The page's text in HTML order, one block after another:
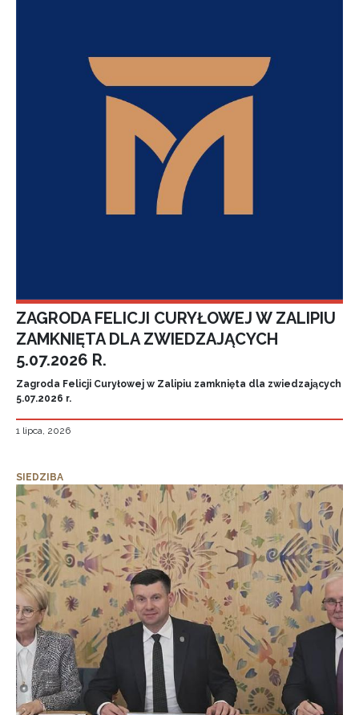
ZAGRODA FELICJI CURYŁOWEJ W ZALIPIU
ZAMKNIĘTA DLA ZWIEDZAJĄCYCH
5.07.2026 R.
Zagroda Felicji Curyłowej w Zalipiu zamknięta dla zwiedzających
5.07.2026 r.
1 lipca, 2026
SIEDZIBA